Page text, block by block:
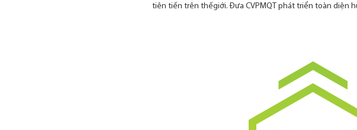
tiên tiến trên thếgiới. Đưa CVPMQT phát triển toàn diện